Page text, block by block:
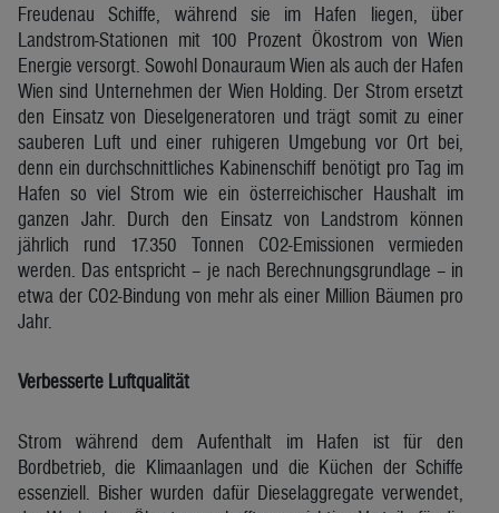
Freudenau Schiffe, während sie im Hafen liegen, über
Landstrom-Stationen mit 100 Prozent Ökostrom von Wien
Energie versorgt. Sowohl Donauraum Wien als auch der Hafen
Wien sind Unternehmen der Wien Holding. Der Strom ersetzt
den Einsatz von Dieselgeneratoren und trägt somit zu einer
sauberen Luft und einer ruhigeren Umgebung vor Ort bei,
denn ein durchschnittliches Kabinenschiff benötigt pro Tag im
Hafen so viel Strom wie ein österreichischer Haushalt im
ganzen Jahr. Durch den Einsatz von Landstrom können
jährlich rund 17.350 Tonnen CO2-Emissionen vermieden
werden. Das entspricht – je nach Berechnungsgrundlage – in
etwa der CO2-Bindung von mehr als einer Million Bäumen pro
Jahr.
Verbesserte Luftqualität
Strom während dem Aufenthalt im Hafen ist für den
Bordbetrieb, die Klimaanlagen und die Küchen der Schiffe
essenziell. Bisher wurden dafür Dieselaggregate verwendet,